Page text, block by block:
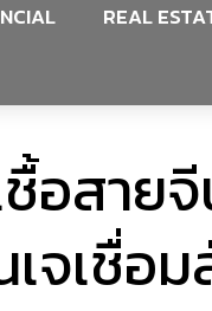
REAL
ชื้อสาย
จเชื่อ